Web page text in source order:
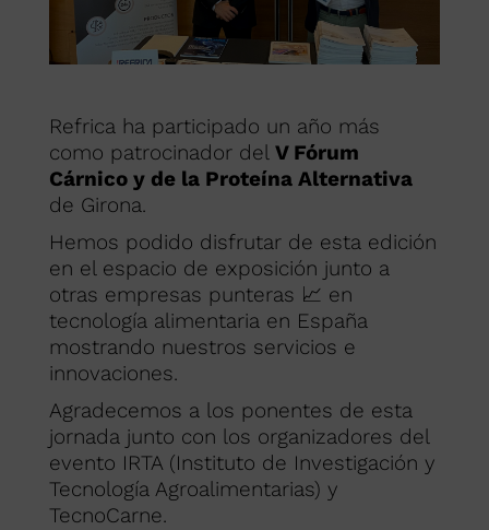
Refrica ha participado un año más
como patrocinador del V Fórum
Cárnico y de la Proteína Alternativa
de Girona.
Hemos podido disfrutar de esta edición
en el espacio de exposición junto a
otras empresas punteras 📈 en
tecnología alimentaria en España
mostrando nuestros servicios e
innovaciones.
Agradecemos a los ponentes de esta
jornada junto con los organizadores del
evento IRTA (Instituto de Investigación y
Tecnología Agroalimentarias) y
TecnoCarne.